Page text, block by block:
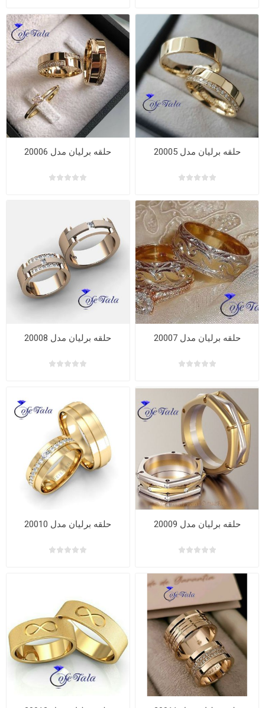
حلقه برلیان مدل 20005 حلقه برلیان مدل 20006
حلقه برلیان مدل 20007 حلقه برلیان مدل 20008
حلقه برلیان مدل 20009 حلقه برلیان مدل 20010